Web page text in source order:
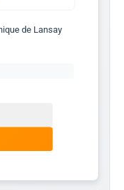
de Lansay